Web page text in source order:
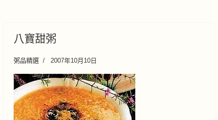
八寶甜粥
粥品精選 2007年10月10日